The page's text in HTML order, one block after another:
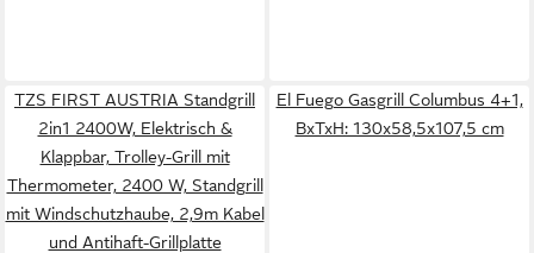
TZS FIRST AUSTRIA Standgrill
2in1 2400W, Elektrisch &
Klappbar, Trolley-Grill mit
Thermometer, 2400 W, Standgrill
mit Windschutzhaube, 2,9m Kabel
und Antihaft-Grillplatte
El Fuego Gasgrill Columbus 4+1,
BxTxH: 130x58,5x107,5 cm